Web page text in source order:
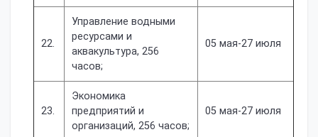
22.
Управление водными
ресурсами и
аквакультура, 256
часов;
05 мая-27 июля
23.
Экономика
предприятий и
организаций, 256 часов;
05 мая-27 июля